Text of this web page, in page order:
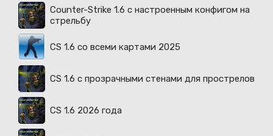
Counter-Strike 1.6 с настроенным конфигом на
стрельбу
CS 1.6 со всеми картами 2025
CS 1.6 с прозрачными стенами для прострелов
CS 1.6 2026 года